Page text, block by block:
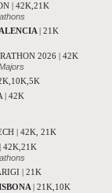
| 42K,21K
| 21K
2026 | 42K
| 42K
| 42K, 21K
| 42K,21K
| 21K
| 21K,10K